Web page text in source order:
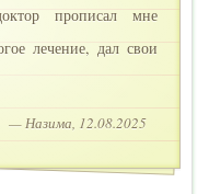
прописал мне
лечение, дал свои
— Назима, 12.08.2025